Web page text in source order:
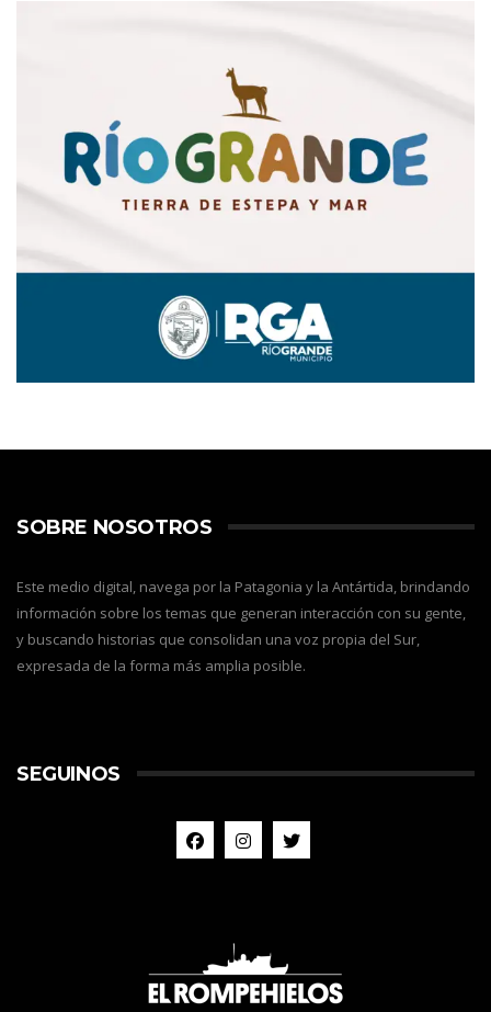
SOBRE NOSOTROS
Este medio digital, navega por la Patagonia y la Antártida, brindando
información sobre los temas que generan interacción con su gente,
y buscando historias que consolidan una voz propia del Sur,
expresada de la forma más amplia posible.
SEGUINOS